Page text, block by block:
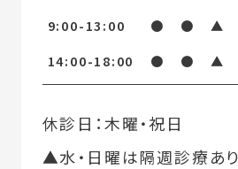
9:00-13:00
● ● ▲
14:00-18:00
● ● ▲
休診日：木曜・祝日
▲水・日曜は隔週診療あり